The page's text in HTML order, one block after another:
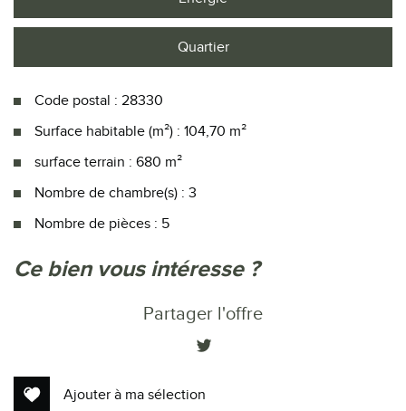
Quartier
Code postal : 28330
Surface habitable (m²) : 104,70 m²
surface terrain : 680 m²
Nombre de chambre(s) : 3
Nombre de pièces : 5
la ville de autels-villevillon (28330)
ce bien vous intéresse ?
Partager l'offre
Ajouter à ma sélection